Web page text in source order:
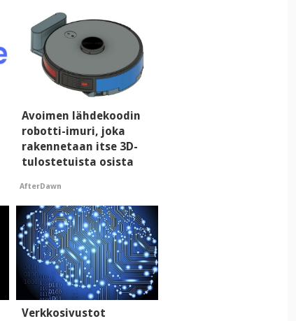
Avoimen lähdekoodin
robotti-imuri, joka
rakennetaan itse 3D-
tulostetuista osista
AfterDawn
Verkkosivustot